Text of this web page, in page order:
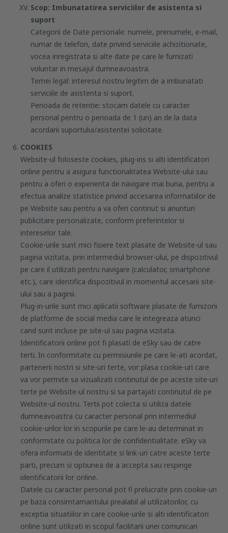
Scop: Imbunatatirea serviciilor de asistenta si
suport
Categorii de Date personale: numele, prenumele, e-mail,
numar de telefon, date privind serviciile achizitionate,
vocea inregistrata si alte date pe care le furnizati
voluntar in mesajul dumneavoastra.
Temei legal: interesul nostru legitim de a imbunatati
serviciile de asistenta si suport.
Perioada de retentie: stocam datele cu caracter
personal pentru o perioada de 1 (un) an de la data
acordarii suportului/asistentei solicitate.
COOKIES
Website-ul foloseste cookies, plug-ins si alti identificatori
online pentru a asigura functionalitatea Website-ului sau
pentru a oferi o experienta de navigare mai buna, pentru a
efectua analize statistice privind accesarea informatiilor de
pe Website sau pentru a va oferi continut si anunturi
publicitare personalizate, conform preferintelor si
intereselor tale.
Cookie-urile sunt mici fisiere text plasate de Website-ul sau
pagina vizitata, prin intermediul browser-ului, pe dispozitivul
pe care il utilizati pentru navigare (calculator, smartphone
etc.), care identifica dispozitivul in momentul accesarii site-
ului sau a paginii.
Plug-in-urile sunt mici aplicatii software plasate de furnizorii
de platforme de social media care le integreaza atunci
cand sunt incluse pe site-ul sau pagina vizitata.
Identificatorii online pot fi plasati de eSky sau de catre
terti. In conformitate cu permisiunile pe care le-ati acordat,
partenerii nostri si site-uri terte, vor plasa cookie-uri care
va vor permite sa vizualizati continutul de pe aceste site-uri
terte pe Website-ul nostru si sa partajati continutul de pe
Website-ul nostru. Tertii pot colecta si utiliza datele
dumneavoastra cu caracter personal prin intermediul
cookie-urilor lor in scopurile pe care le-au determinat in
conformitate cu politica lor de confidentialitate. eSky va
ofera informatii de identitate si link-uri catre aceste terte
parti, precum si optiunea de a accepta sau respinge
identificatorii lor online.
Datele cu caracter personal pot fi prelucrate prin cookie-uri
pe baza consimtamantului prealabil al utilizatorilor, cu
exceptia situatiilor in care cookie-urile si alti identificatori
online sunt utilizati in scopul facilitarii unei comunicari